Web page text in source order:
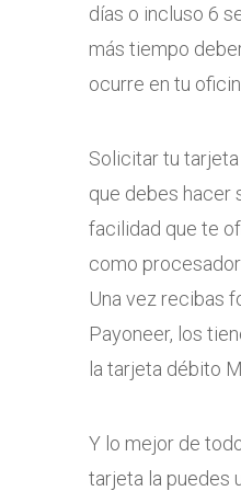
días o incluso 6
más tiempo
ocurre en tu
Solicitar tu
que debes hacer
facilidad que te
como
Una vez recibas
Payoneer, los
la tarjeta débito
Y lo mejor de
tarjeta la puedes